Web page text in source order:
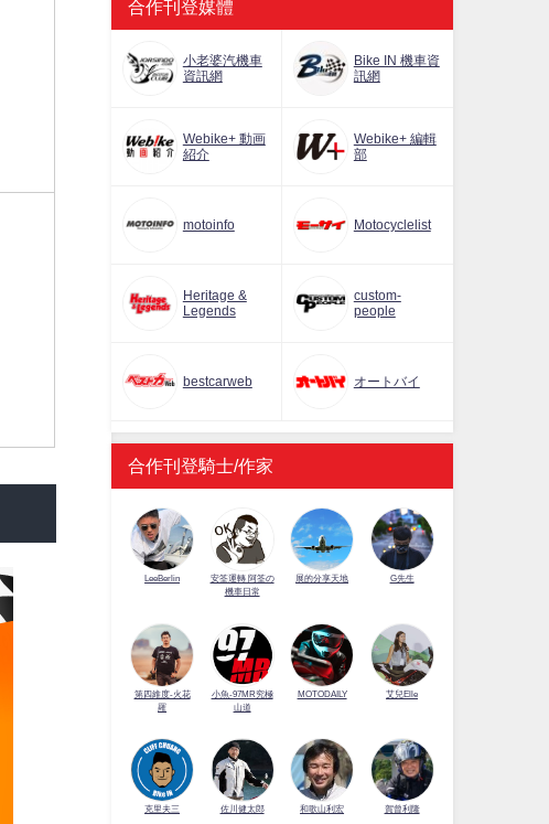
合作刊登媒體
小老婆汽機車
資訊網
Bike IN 機車資
訊網
Webike+ 動画
紹介
Webike+ 編輯
部
motoinfo Motocyclelist
Heritage &
Legends
custom-
people
bestcarweb オートバイ
合作刊登騎士/作家
LeeBerlin
安筌運轉 阿筌の
機車日常
展的分享天地 G先生
第四維度-火花
羅
小魚-97MR究極
山道
MOTODAILY 艾兒Elle
克里夫三 佐川健太郎 和歌山利宏 賀曾利隆